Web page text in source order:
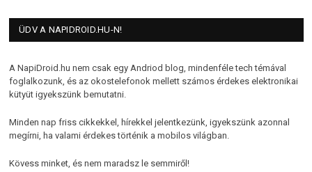
ÜDV A NAPIDROID.HU-N!
A NapiDroid.hu nem csak egy Andriod blog, mindenféle tech témával
foglalkozunk, és az okostelefonok mellett számos érdekes elektronikai
kütyüt igyekszünk bemutatni.
Minden nap friss cikkekkel, hírekkel jelentkezünk, igyekszünk azonnal
megírni, ha valami érdekes történik a mobilos világban.
Kövess minket, és nem maradsz le semmiről!